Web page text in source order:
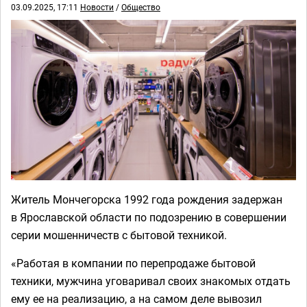
03.09.2025, 17:11 Новости /Общество
Житель Мончегорска 1992 года рождения задержан
в Ярославской области по подозрению в совершении
серии мошенничеств с бытовой техникой.
«Работая в компании по перепродаже бытовой
техники, мужчина уговаривал своих знакомых отдать
ему ее на реализацию, а на самом деле вывозил